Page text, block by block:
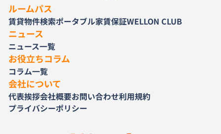
ルームパス
賃貸物件検索ポータブル家賃保証WELLON CLUB
ニュース
ニュース一覧
お役立ちコラム
コラム一覧
会社について
代表挨拶会社概要お問い合わせ利用規約
プライバシーポリシー